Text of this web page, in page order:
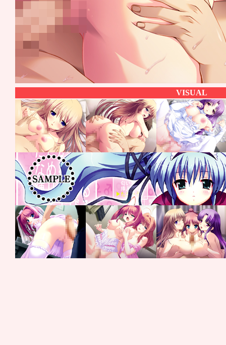
VISUAL